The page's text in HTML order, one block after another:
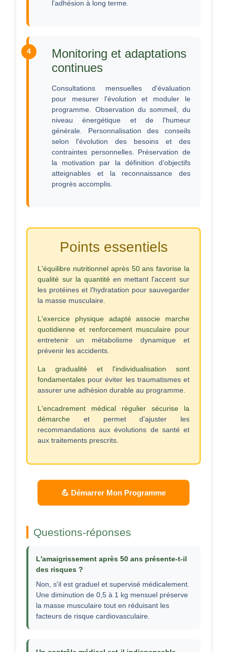
l'adhésion à long terme.
Monitoring et adaptations
continues
Consultations mensuelles d'évaluation
pour mesurer l'évolution et moduler le
programme. Observation du sommeil, du
niveau énergétique et de l'humeur
générale. Personnalisation des conseils
selon l'évolution des besoins et des
contraintes personnelles. Préservation de
la motivation par la définition d'objectifs
atteignables et la reconnaissance des
progrès accomplis.
Points essentiels
L'équilibre nutritionnel après 50 ans favorise la
qualité sur la quantitéen mettant l'accent sur
les protéines et l'hydratation pour sauvegarder
la masse musculaire.
L'exercice physique adapté associe marche
quotidienne et renforcement musculaire pour
entretenir un métabolisme dynamique et
prévenir les accidents.
La gradualité et l'individualisation sont
fondamentales pour éviter les traumatismes et
assurer une adhésion durable au programme.
L'encadrement médical régulier sécurise la
démarche et permet d'ajuster les
recommandations aux évolutions de santé et
aux traitements prescrits.
💪 Démarrer Mon Programme
Questions-réponses
L'amaigrissement après 50 ans présente-t-il
des risques ?
Non, s'il est graduel et supervisé médicalement.
Une diminution de 0,5 à 1 kg mensuel préserve
la masse musculaire tout en réduisant les
facteurs de risque cardiovasculaire.